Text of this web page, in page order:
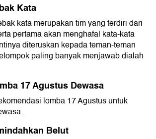
Kata
kata merupakan tim yang terdiri dari
pertama akan menghafal kata-kata
diteruskan kepada teman-teman
paling banyak menjawab dialah
17 Agustus Dewasa
lomba 17 Agustus untuk
Belut